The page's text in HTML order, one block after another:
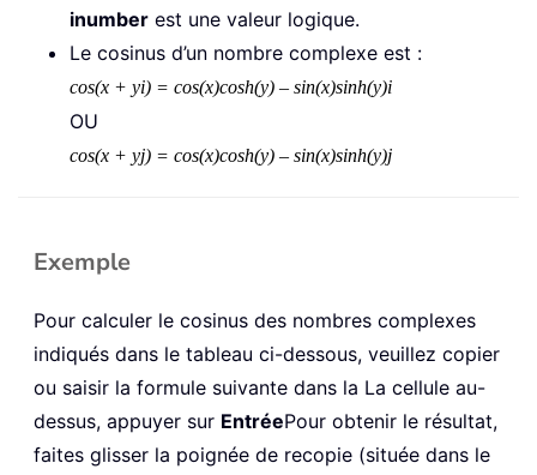
inumber est une valeur logique.
Le cosinus d’un nombre complexe est :
cos(x + yi) = cos(x)cosh(y) – sin(x)sinh(y)i
OU
cos(x + yj) = cos(x)cosh(y) – sin(x)sinh(y)j
Exemple
Pour calculer le cosinus des nombres complexes
indiqués dans le tableau ci-dessous, veuillez copier
ou saisir la formule suivante dans la La cellule au-
dessus, appuyer sur EntréePour obtenir le résultat,
faites glisser la poignée de recopie (située dans le